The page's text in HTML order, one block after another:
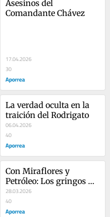
Asesinos del
Comandante Chávez
17.04.2026
30
Aporrea
La verdad oculta en la
traición del Rodrigato
06.04.2026
40
Aporrea
Con Miraflores y
Petróleo: Los gringos
ahora van por el alma
popular
28.03.2026
40
Aporrea